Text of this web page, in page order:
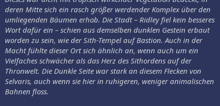
deren Mitte sich ein rasch größer werdender Komplex über den
umliegenden Bäumen erhob. Die Stadt – Ridley fiel kein besseres
Wort dafür ein – schien aus demselben dunklen Gestein erbaut
worden zu sein, wie der Sith-Tempel auf Bastion. Auch in der
Macht fühlte dieser Ort sich ähnlich an, wenn auch um ein
Vielfaches schwächer als das Herz des Sithordens auf der
Thronwelt. Die Dunkle Seite war stark an diesem Flecken von
Selvaris, auch wenn sie hier in ruhigeren, weniger animalischen
Bahnen floss.